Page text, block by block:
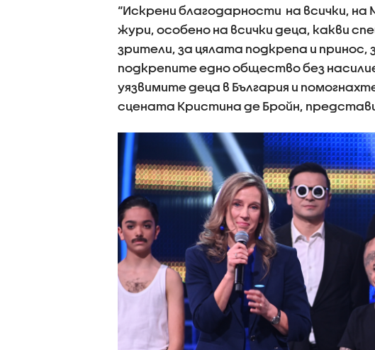
“Искрени благодарности на всички, на
жури, особено на всички деца, какви
зрители, за цялата подкрепа и
подкрепите едно общество без
уязвимите деца в България и
сцената Кристина де Бройн,